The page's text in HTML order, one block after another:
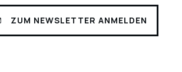
ZUM NEWSLETTER ANMELDEN